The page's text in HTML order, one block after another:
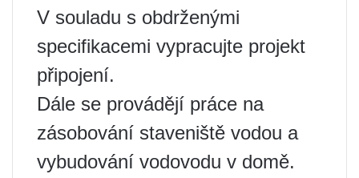
V souladu s obdrženými
specifikacemi vypracujte projekt
připojení.
Dále se provádějí práce na
zásobování staveniště vodou a
vybudování vodovodu v domě.